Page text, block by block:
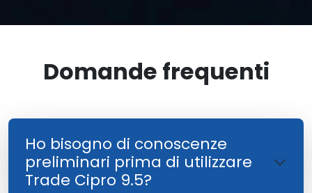
Domande frequenti
Ho bisogno di conoscenze
preliminari prima di utilizzare
Trade Cipro 9.5?